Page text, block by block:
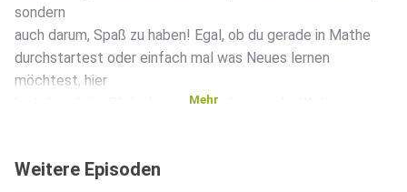
sondern
auch darum, Spaß zu haben! Egal, ob du gerade in Mathe
durchstartest oder einfach mal was Neues lernen
möchtest, hier
bist du richtig. Bleib dran und tauch ein in die Welt von
Mehr
Weitere Episoden